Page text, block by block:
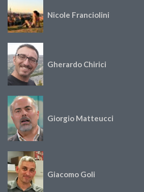
Nicole Franciolini
Gherardo Chirici
Giorgio Matteucci
Giacomo Goli